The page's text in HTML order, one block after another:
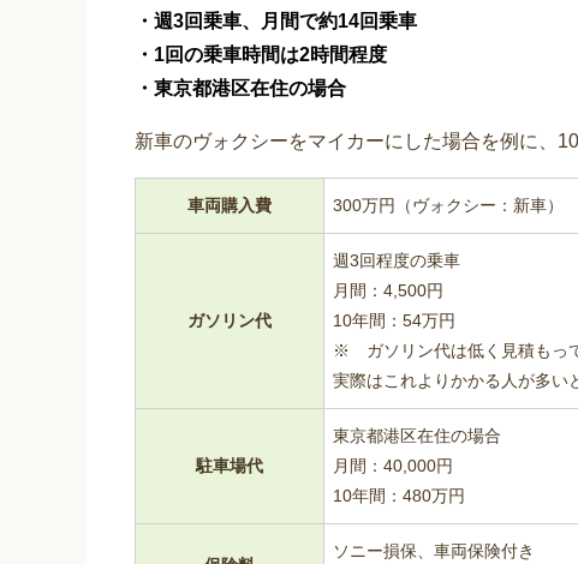
・週3回乗車、月間で約14回乗車
・1回の乗車時間は2時間程度
・東京都港区在住の場合
新車のヴォクシーをマイカーにした場合を例に、
車両購入費 300万円（ヴォクシー：新車）
ガソリン代
週3回程度の乗車
月間：4,500円
10年間：54万円
※ ガソリン代は低く見積もっ
実際はこれよりかかる人が多い
駐車場代
東京都港区在住の場合
月間：40,000円
10年間：480万円
ソニー損保、車両保険付き